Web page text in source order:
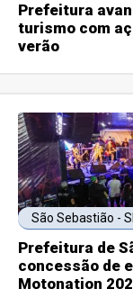
Prefeitura
turismo com
verão
São Sebastião -
Prefeitura de
concessão de
Motonation